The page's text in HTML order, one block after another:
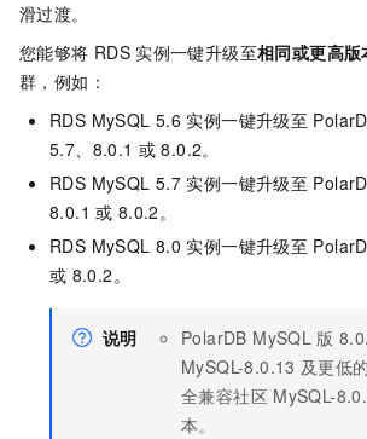
滑过渡。
您能够将 RDS 实例一键升级至相同或更高版
群，例如：
RDS MySQL 5.6 实例一键升级至
5.7、8.0.1 或 8.0.2。
RDS MySQL 5.7 实例一键升级至
8.0.1 或 8.0.2。
RDS MySQL 8.0 实例一键升级至
或 8.0.2。
说明 PolarDB MySQL 版
MySQL-8.0.13 及更低
全兼容社区 MySQL-
本。